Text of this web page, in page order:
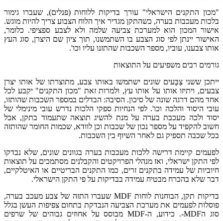
"מכון התקנים הישראלי" עורך בדיקות ללוחות (פנלים), שעברו גימור
בלכות מעכבות בערה, כשהתקן מגדיר איך הלוח הצבוע צריך להיות מוגש.
אישור המכון הוא למערכת צביעה שלמה ולא לצבע ספציפי. כלומר,
האישור יינתן לפי סוג הצבע בו השתמשנו, תוך ציון שם היצרן, סוג העץ
אותו צבענו, עוביו, מספר השכבות שהתזנו עליו וכו'.
גורמים רבים משפיעים על התוצאות
ייתכן ששני צַבָּעים שונים ישתמשו באותו צבע, מתוצרתו של אותו יצרן
צבעים, ויתיזו אותו על אותו עץ, ולמרות זאת "מכון התקנים" יקבע לכל
אחד מהם דרגה שונה של סיכון. הסיבה: הבדלים במספר השכבות שהותזו,
עובי היסוד והלכה וכו'. לפי הנחיות ספקי הלכות נדרש עובי מינימלי של
יסוד ולכה מעכבת בערה על מנת להשיג תוצאה שתעמוד בתקן, אבל
חשוב להקפיד על מספר נכון של שכבות וכן לוודא, שכמות החומר שהותזה
בכל שכבה תספיק גם לאחר השיוף בין השכבות.
לפעמים קיימת דרישה ללכות מעכבות בערה בגוונים שונים, שלא נבדקו
לפי התקן ישראלי, ואז מנהלי הפרויקטים והקבלנים מסתמכים על תוצאות
חיוביות של עמידה בתקנים זרים, כמו התקנים הבריטיים או האיטלקיים,
דבר שלא בהכרח מבטיח עמידה בבדיקות על פי התקן הישראלי.
בדיקות תקן, הבוחנות לוחות MDF שעברו התזה של צבע מעכב בערה,
פוסלות לפעמים את מערכת הצביעה הנבדקת בתחום צפיפות העשן בגלל
סוג הMDF-. כידוע, ה-MDF מבוסס על אחוזים גבוהים של שרפים